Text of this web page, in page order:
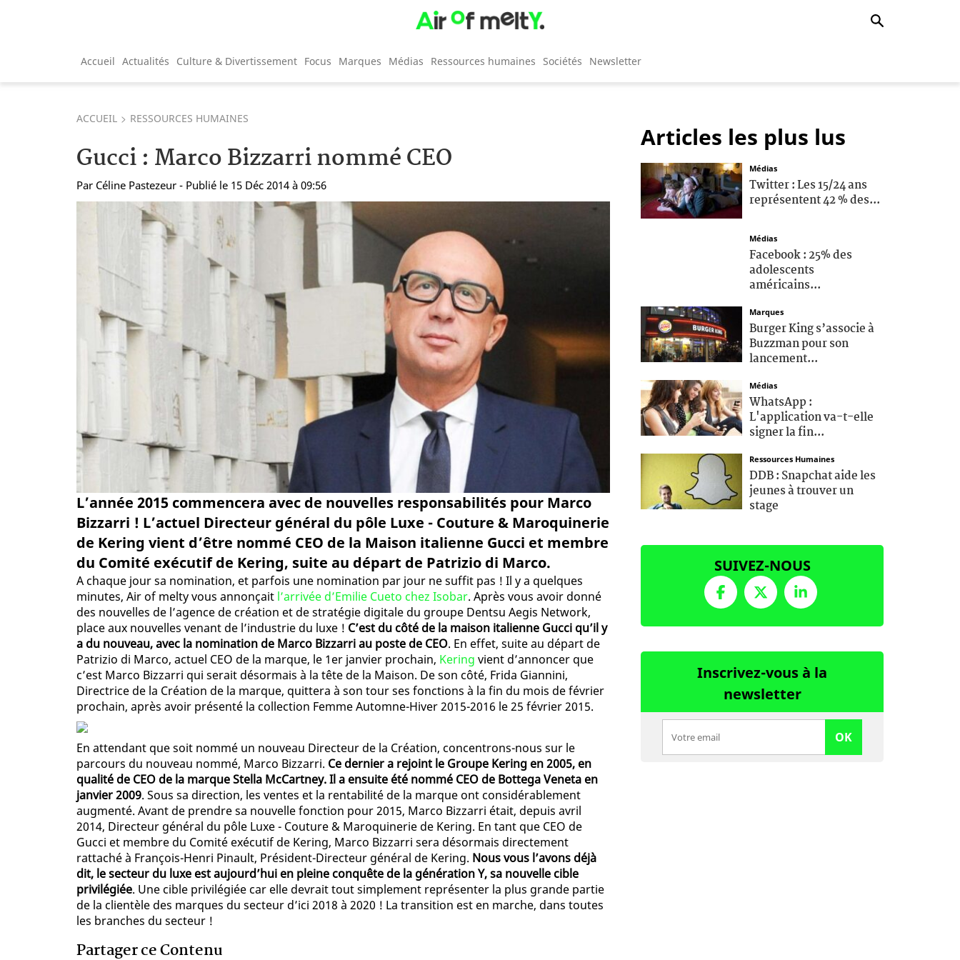
Accueil Actualités Culture & Divertissement Focus Marques Médias Ressources humaines Sociétés Newsletter
ACCUEIL RESSOURCES HUMAINES
Gucci : Marco Bizzarri nommé CEO
Par Céline Pastezeur - Publié le 15 Déc 2014 à 09:56
L’année 2015 commencera avec de nouvelles responsabilités pour Marco
Bizzarri ! L’actuel Directeur général du pôle Luxe - Couture & Maroquinerie
de Kering vient d’être nommé CEO de la Maison italienne Gucci et membre
du Comité exécutif de Kering, suite au départ de Patrizio di Marco.
A chaque jour sa nomination, et parfois une nomination par jour ne suffit pas ! Il y a quelques
minutes, Air of melty vous annonçait l’arrivée d’Emilie Cueto chez Isobar. Après vous avoir donné
des nouvelles de l’agence de création et de stratégie digitale du groupe Dentsu Aegis Network,
place aux nouvelles venant de l’industrie du luxe ! C’est du côté de la maison italienne Gucci qu’il y
a du nouveau, avec la nomination de Marco Bizzarri au poste de CEO. En effet, suite au départ de
Patrizio di Marco, actuel CEO de la marque, le 1er janvier prochain, Kering vient d’annoncer que
c’est Marco Bizzarri qui serait désormais à la tête de la Maison. De son côté, Frida Giannini,
Directrice de la Création de la marque, quittera à son tour ses fonctions à la fin du mois de février
prochain, après avoir présenté la collection Femme Automne-Hiver 2015-2016 le 25 février 2015.
En attendant que soit nommé un nouveau Directeur de la Création, concentrons-nous sur le
parcours du nouveau nommé, Marco Bizzarri. Ce dernier a rejoint le Groupe Kering en 2005, en
qualité de CEO de la marque Stella McCartney. Il a ensuite été nommé CEO de Bottega Veneta en
janvier 2009. Sous sa direction, les ventes et la rentabilité de la marque ont considérablement
augmenté. Avant de prendre sa nouvelle fonction pour 2015, Marco Bizzarri était, depuis avril
2014, Directeur général du pôle Luxe - Couture & Maroquinerie de Kering. En tant que CEO de
Gucci et membre du Comité exécutif de Kering, Marco Bizzarri sera désormais directement
rattaché à François-Henri Pinault, Président-Directeur général de Kering. Nous vous l’avons déjà
dit, le secteur du luxe est aujourd’hui en pleine conquête de la génération Y, sa nouvelle cible
privilégiée. Une cible privilégiée car elle devrait tout simplement représenter la plus grande partie
de la clientèle des marques du secteur d’ici 2018 à 2020 ! La transition est en marche, dans toutes
les branches du secteur !
Partager ce Contenu
Articles les plus lus
Médias
Twitter : Les 15/24 ans
représentent 42 % des...
Médias
Facebook : 25% des
adolescents
américains...
Marques
Burger King s’associe à
Buzzman pour son
lancement...
Médias
WhatsApp :
L'application va-t-elle
signer la fin...
Ressources Humaines
DDB : Snapchat aide les
jeunes à trouver un
stage
SUIVEZ-NOUS
Inscrivez-vous à la
newsletter
OK